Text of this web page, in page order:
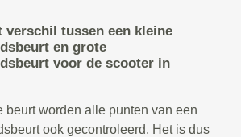
verschil tussen een kleine
en grote
voor de scooter in
beurt worden alle punten van een
ook gecontroleerd. Het is dus